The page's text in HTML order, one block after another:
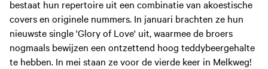
bestaat hun repertoire uit een combinatie van akoestische
covers en originele nummers. In januari brachten ze hun
nieuwste single 'Glory of Love' uit, waarmee de broers
nogmaals bewijzen een ontzettend hoog teddybeergehalte
te hebben. In mei staan ze voor de vierde keer in Melkweg!